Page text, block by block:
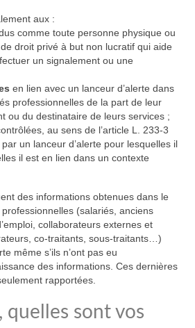
aux :
comme toute personne physique ou
droit privé à but non lucratif qui aide
un signalement ou une
en lien avec un lanceur d’alerte dans
professionnelles de la part de leur
ou du destinataire de leurs services ;
au sens de l’article L. 233-3
un lanceur d’alerte pour lesquelles il
il est en lien dans un contexte
des informations obtenues dans le
(salariés, anciens
collaborateurs externes et
co-traitants, sous-traitants…)
même s’ils n’ont pas eu
des informations. Ces dernières
rapportées.
quelles sont vos